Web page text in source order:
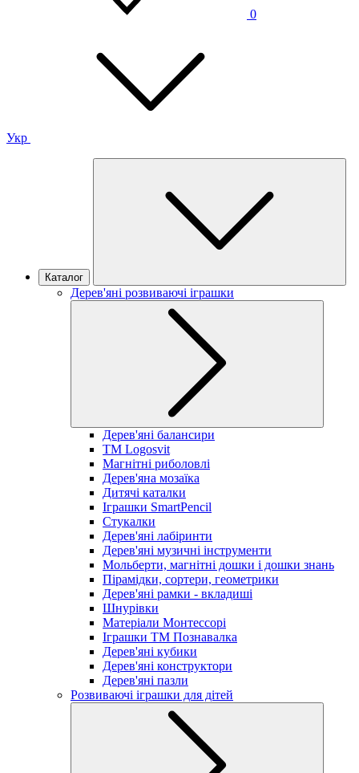
0
Укр
Каталог
Дерев'яні розвиваючі іграшки
Дерев'яні балансири
TM Logosvit
Магнітні риболовлі
Дерев'яна мозаїка
Дитячі каталки
Іграшки SmartPencil
Стукалки
Дерев'яні лабіринти
Дерев'яні музичні інструменти
Мольберти, магнітні дошки і дошки знань
Пірамідки, сортери, геометрики
Дерев'яні рамки - вкладиші
Шнурівки
Матеріали Монтессорі
Іграшки ТМ Познавалка
Дерев'яні кубики
Дерев'яні конструктори
Дерев'яні пазли
Розвиваючі іграшки для дітей